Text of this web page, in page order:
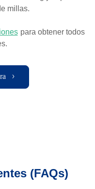
millas.
para obtener todos
(FAQs)